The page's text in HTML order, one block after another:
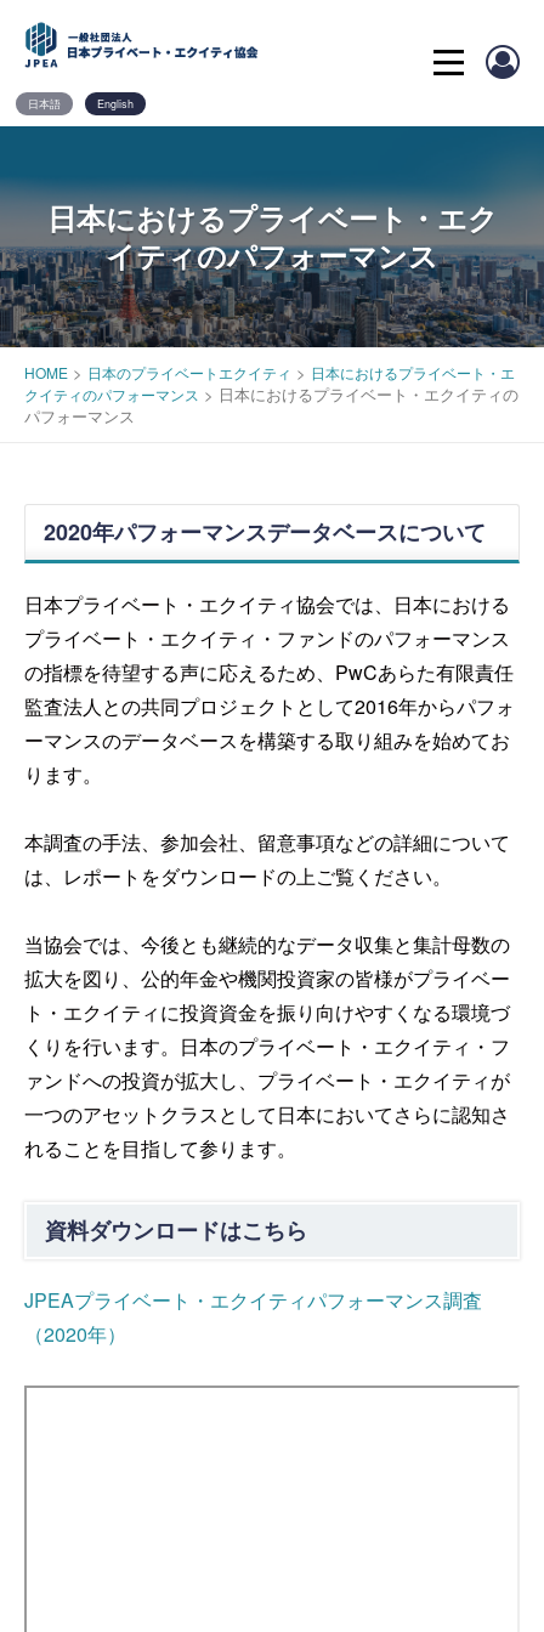
content
日本語 English
日本におけるプライベート・エク
イティのパフォーマンス
HOME > 日本のプライベートエクイティ > 日本におけるプライベート・エ
クイティのパフォーマンス > 日本におけるプライベート・エクイティの
パフォーマンス
2020年パフォーマンスデータベースについて
日本プライベート・エクイティ協会では、日本における
プライベート・エクイティ・ファンドのパフォーマンス
の指標を待望する声に応えるため、PwCあらた有限責任
監査法人との共同プロジェクトとして2016年からパフォ
ーマンスのデータベースを構築する取り組みを始めてお
ります。
本調査の手法、参加会社、留意事項などの詳細について
は、レポートをダウンロードの上ご覧ください。
当協会では、今後とも継続的なデータ収集と集計母数の
拡大を図り、公的年金や機関投資家の皆様がプライベー
ト・エクイティに投資資金を振り向けやすくなる環境づ
くりを行います。日本のプライベート・エクイティ・フ
ァンドへの投資が拡大し、プライベート・エクイティが
一つのアセットクラスとして日本においてさらに認知さ
れることを目指して参ります。
資料ダウンロードはこちら
JPEAプライベート・エクイティパフォーマンス調査
（2020年）